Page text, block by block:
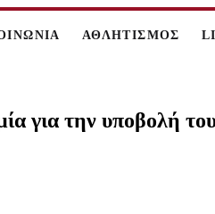
ΑΘΛΗΤΙΣΜΟΣ
για την υποβολή